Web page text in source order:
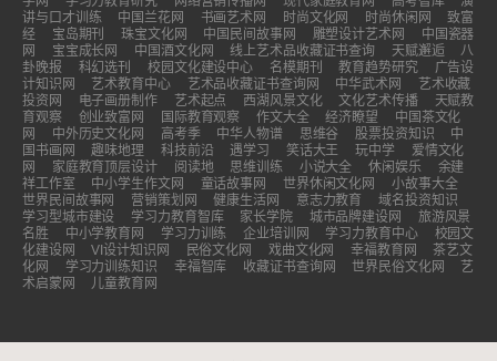
讲与口才训练
中国兰花网 书画艺术网 时尚文化网 时尚休闲网
致富
经
宝岛期刊 珠宝文化网 中国民间故事网 雕塑设计艺术网
中国瓷器
网
宝宝成长网 中国酒文化网 线上艺术品收藏证书查询 天赋邂逅
八
卦晚报
科幻选刊 校园文化建设中心 名模期刊 教育趋势研究
广告设
计知识网
艺术教育中心 艺术品收藏证书查询网 中华武术网
艺术收藏
投资网
电子画册制作 艺术起点 西湖风景文化 文化艺术传播
天赋教
育观察
创业致富网 国际教育观察 作文大全 经济瞭望
中国茶文化
网
中外历史文化网 高考季 中华人物谱 思维谷 股票投资知识
中
国书画网
趣味地理 科技前沿 遇学习 笑话大王 玩中学
爱情文化
网
家庭教育顶层设计 阅读地 思维训练 小说大全 休闲娱乐
余建
祥工作室
中小学生作文网 童话故事网 世界休闲文化网
小故事大全
世界民间故事网
营销策划网 健康生活网 意志力教育
域名投资知识
学习型城市建设
学习力教育智库 家长学院 城市品牌建设网
旅游风景
名胜
中小学教育网 学习力训练 企业培训网 学习力教育中心
校园文
化建设网
VI设计知识网 民俗文化网 戏曲文化网 幸福教育网
茶艺文
化网
学习力训练知识 幸福智库 收藏证书查询网 世界民俗文化网
艺
术启蒙网
儿童教育网